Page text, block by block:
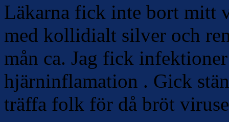
Läkarna fick inte bort mitt
med kollidialt silver och
mån ca. Jag fick
hjärninflamation . Gick
träffa folk för då bröt